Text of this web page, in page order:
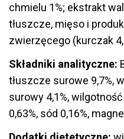
chmielu 1%; ekstrakt
tłuszcze, mięso i
zwierzęcego (kurczak
Składniki analityczne:
tłuszcze surowe 9,7%,
surowy 4,1%,
0,63%, sód 0,16%,